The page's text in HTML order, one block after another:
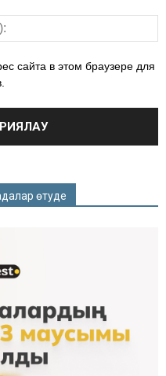
сайта в этом браузере для
өтуде